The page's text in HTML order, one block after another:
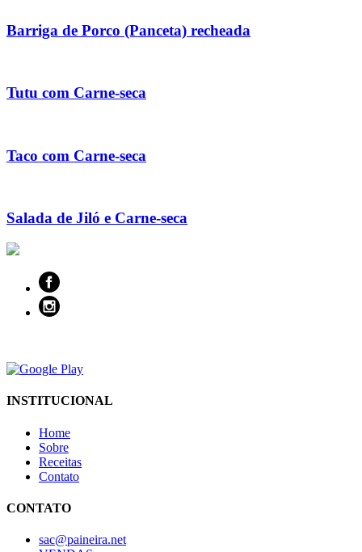
Barriga de Porco (Panceta) recheada
Tutu com Carne-seca
Taco com Carne-seca
Salada de Jiló e Carne-seca
INSTITUCIONAL
Home
Sobre
Receitas
Contato
CONTATO
sac@paineira.net